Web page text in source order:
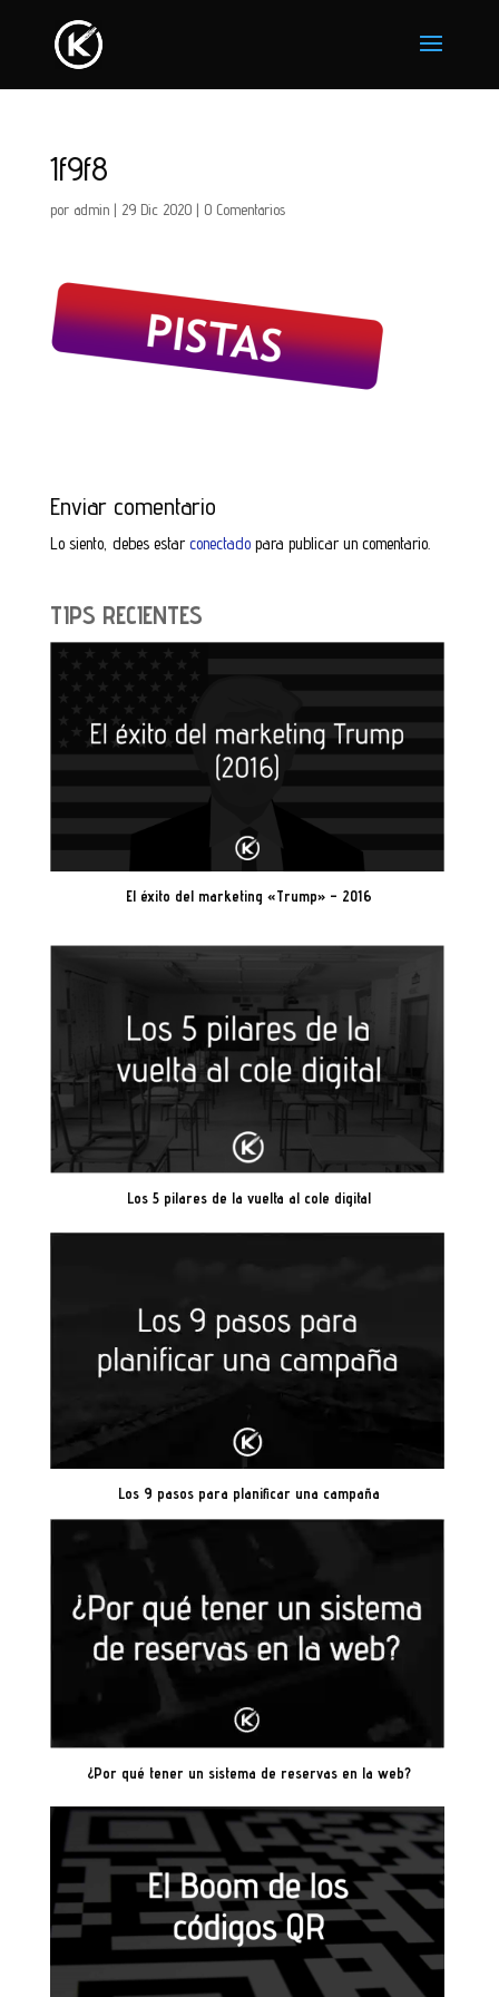
1f9f8
por admin| 29 Dic 2020| 0 Comentarios
Enviar comentario
Lo siento, debes estar conectadopara publicar un comentario.
TIPS RECIENTES
El éxito del marketing «Trump» – 2016
Los 5 pilares de la vuelta al cole digital
Los 9 pasos para planificar una campaña
¿Por qué tener un sistema de reservas en la web?